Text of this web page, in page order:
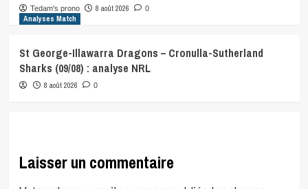
Tedam's prono 8 août 2026 0
Analyses Match
St George-Illawarra Dragons – Cronulla-Sutherland
Sharks (09/08) : analyse NRL
8 août 2026 0
Laisser un commentaire